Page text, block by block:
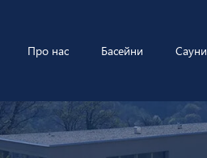
Про нас Басейни Сауни